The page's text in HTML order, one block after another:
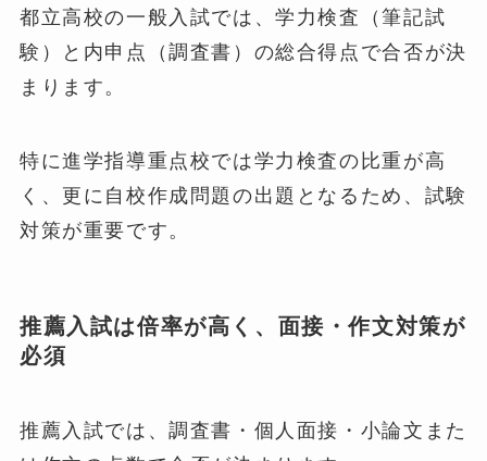
都立高校の一般入試では、学力検査（筆記試
験）と内申点（調査書）の総合得点で合否が決
まります。
特に進学指導重点校では学力検査の比重が高
く、更に自校作成問題の出題となるため、試験
対策が重要です。
推薦入試は倍率が高く、面接・作文対策が
必須
推薦入試では、調査書・個人面接・小論文また